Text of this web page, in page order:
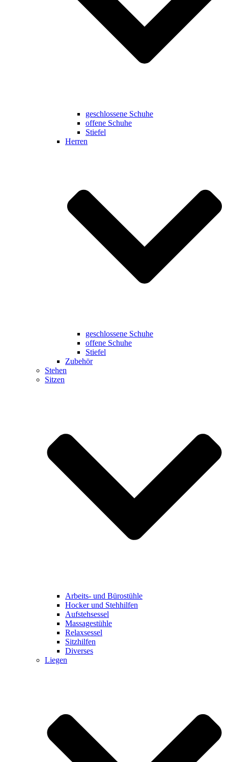
geschlossene Schuhe
offene Schuhe
Stiefel
Herren
geschlossene Schuhe
offene Schuhe
Stiefel
Zubehör
Stehen
Sitzen
Arbeits- und Bürostühle
Hocker und Stehhilfen
Aufstehsessel
Massagestühle
Relaxsessel
Sitzhilfen
Diverses
Liegen